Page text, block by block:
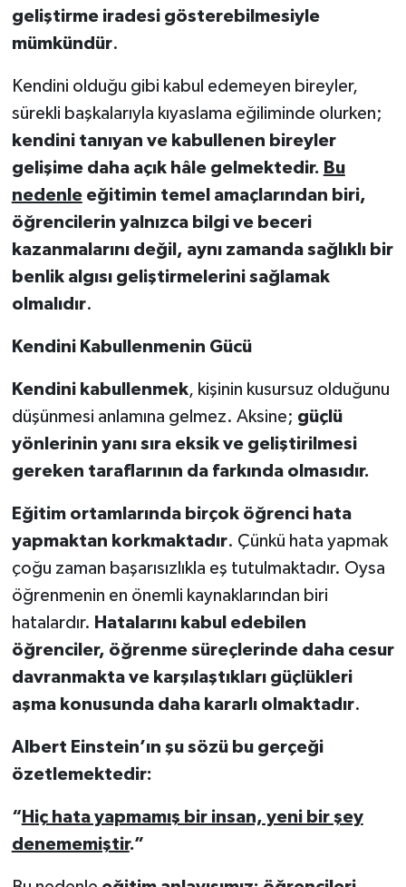
geliştirme iradesi gösterebilmesiyle
mümkündür.
Kendini olduğu gibi kabul edemeyen bireyler,
sürekli başkalarıyla kıyaslama eğiliminde olurken;
kendini tanıyan ve kabullenen bireyler
gelişime daha açık hâle gelmektedir. Bu
nedenle eğitimin temel amaçlarından biri,
öğrencilerin yalnızca bilgi ve beceri
kazanmalarını değil, aynı zamanda sağlıklı bir
benlik algısı geliştirmelerini sağlamak
olmalıdır.
Kendini Kabullenmenin Gücü
Kendini kabullenmek, kişinin kusursuz olduğunu
düşünmesi anlamına gelmez. Aksine; güçlü
yönlerinin yanı sıra eksik ve geliştirilmesi
gereken taraflarının da farkında olmasıdır.
Eğitim ortamlarında birçok öğrenci hata
yapmaktan korkmaktadır. Çünkü hata yapmak
çoğu zaman başarısızlıkla eş tutulmaktadır. Oysa
öğrenmenin en önemli kaynaklarından biri
hatalardır. Hatalarını kabul edebilen
öğrenciler, öğrenme süreçlerinde daha cesur
davranmakta ve karşılaştıkları güçlükleri
aşma konusunda daha kararlı olmaktadır.
Albert Einstein’ın şu sözü bu gerçeği
özetlemektedir:
“ Hiç hata yapmamış bir insan, yeni bir şey
denememiştir.”